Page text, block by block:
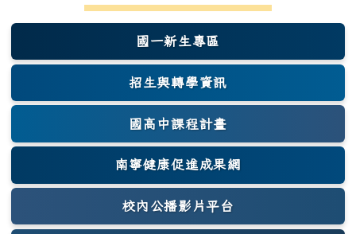
國一新生專區
(另開新視窗)
招生與轉學資訊
國高中課程計畫
南寧健康促進成果網
(另開新視窗)
校內公播影片平台